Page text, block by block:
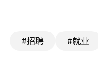
#招聘 #就业